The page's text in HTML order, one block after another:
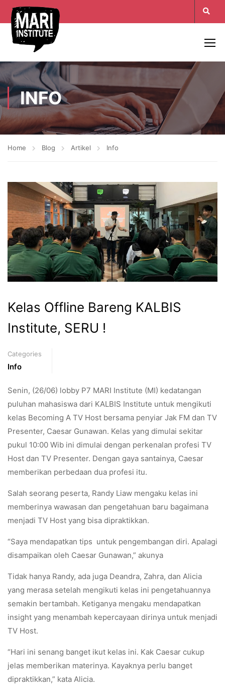
INFO
Home Blog Artikel Info
Kelas Offline Bareng KALBIS
Institute, SERU !
Categories
Info
Senin, (26/06) lobby P7 MARI Institute (MI) kedatangan
puluhan mahasiswa dari KALBIS Institute untuk mengikuti
kelas Becoming A TV Host bersama penyiar Jak FM dan TV
Presenter, Caesar Gunawan. Kelas yang dimulai sekitar
pukul 10:00 Wib ini dimulai dengan perkenalan profesi TV
Host dan TV Presenter. Dengan gaya santainya, Caesar
memberikan perbedaan dua profesi itu.
Salah seorang peserta, Randy Liaw mengaku kelas ini
memberinya wawasan dan pengetahuan baru bagaimana
menjadi TV Host yang bisa dipraktikkan.
“Saya mendapatkan tips untuk pengembangan diri. Apalagi
disampaikan oleh Caesar Gunawan,” akunya
Tidak hanya Randy, ada juga Deandra, Zahra, dan Alicia
yang merasa setelah mengikuti kelas ini pengetahuannya
semakin bertambah. Ketiganya mengaku mendapatkan
insight yang menambah kepercayaan dirinya untuk menjadi
TV Host.
“Hari ini senang banget ikut kelas ini. Kak Caesar cukup
jelas memberikan materinya. Kayaknya perlu banget
dipraktikkan,” kata Alicia.